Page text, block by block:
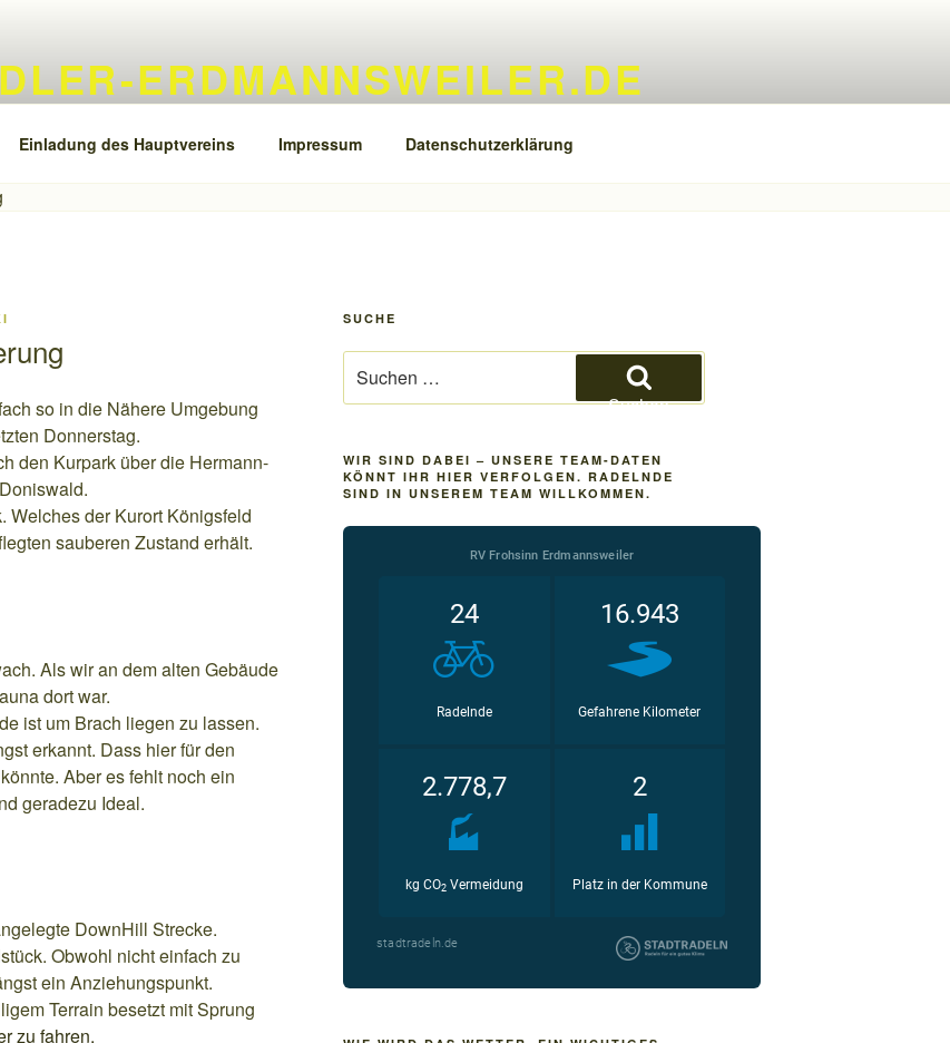
ERDMANNSWEILER.DE
Einladung des Hauptvereins Impressum Datenschutzerklärung
so in die Nähere Umgebung
Donnerstag.
den Kurpark über die Hermann-
Welches der Kurort Königsfeld
sauberen Zustand erhält.
Als wir an dem alten Gebäude
dort war.
ist um Brach liegen zu lassen.
erkannt. Dass hier für den
Aber es fehlt noch ein
geradezu Ideal.
DownHill Strecke.
Obwohl nicht einfach zu
ein Anziehungspunkt.
Terrain besetzt mit Sprung
zu fahren.
SUCHE
nach:
Suchen
WIR SIND DABEI – UNSERE TEAM-DATEN
KÖNNT IHR HIER VERFOLGEN. RADELNDE
SIND IN UNSEREM TEAM WILLKOMMEN.